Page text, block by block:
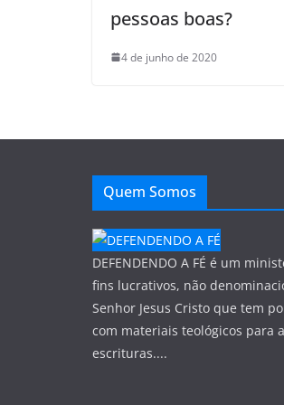
pessoas boas?
4 de junho de 2020
Quem Somos
DEFENDENDO A FÉ é um
fins lucrativos, não
Senhor Jesus Cristo que tem
com materiais teológicos para
escrituras....